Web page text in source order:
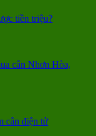
tiền triệu?
cân Nhơn Hòa,
cân điện tử